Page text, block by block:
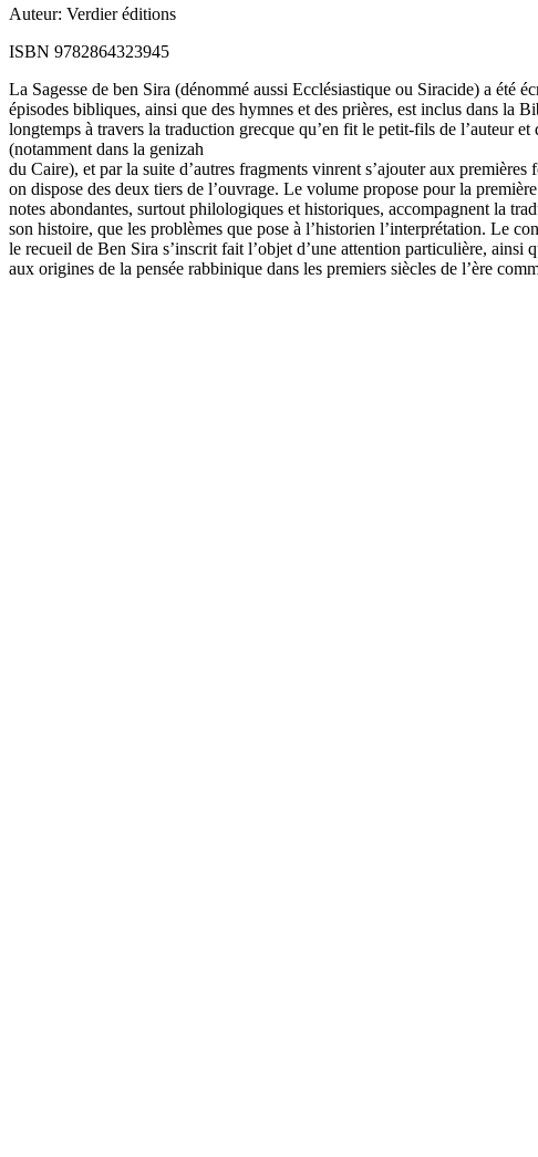
Auteur: Verdier éditions
ISBN 9782864323945
La Sagesse de ben Sira (dénommé aussi Ecclésiastique ou Siracide) a été
épisodes bibliques, ainsi que des hymnes et des prières, est inclus dans la
longtemps à travers la traduction grecque qu’en fit le petit-fils de l’auteur
(notamment dans la genizah
du Caire), et par la suite d’autres fragments vinrent s’ajouter aux
on dispose des deux tiers de l’ouvrage. Le volume propose pour la
notes abondantes, surtout philologiques et historiques, accompagnent la
son histoire, que les problèmes que pose à l’historien l’interprétation. Le
le recueil de Ben Sira s’inscrit fait l’objet d’une attention particulière, ainsi
aux origines de la pensée rabbinique dans les premiers siècles de l’ère